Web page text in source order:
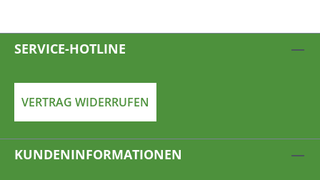
SERVICE-HOTLINE
VERTRAG WIDERRUFEN
KUNDENINFORMATIONEN